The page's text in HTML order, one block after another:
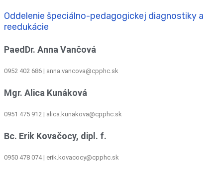
Oddelenie špeciálno-pedagogickej diagnostiky a
reedukácie
PaedDr. Anna Vančová
0952 402 686 | anna.vancova@cpphc.sk
Mgr. Alica Kunáková
0951 475 912 | alica.kunakova@cpphc.sk
Bc. Erik Kovačocy, dipl. f.
0950 478 074 | erik.kovacocy@cpphc.sk